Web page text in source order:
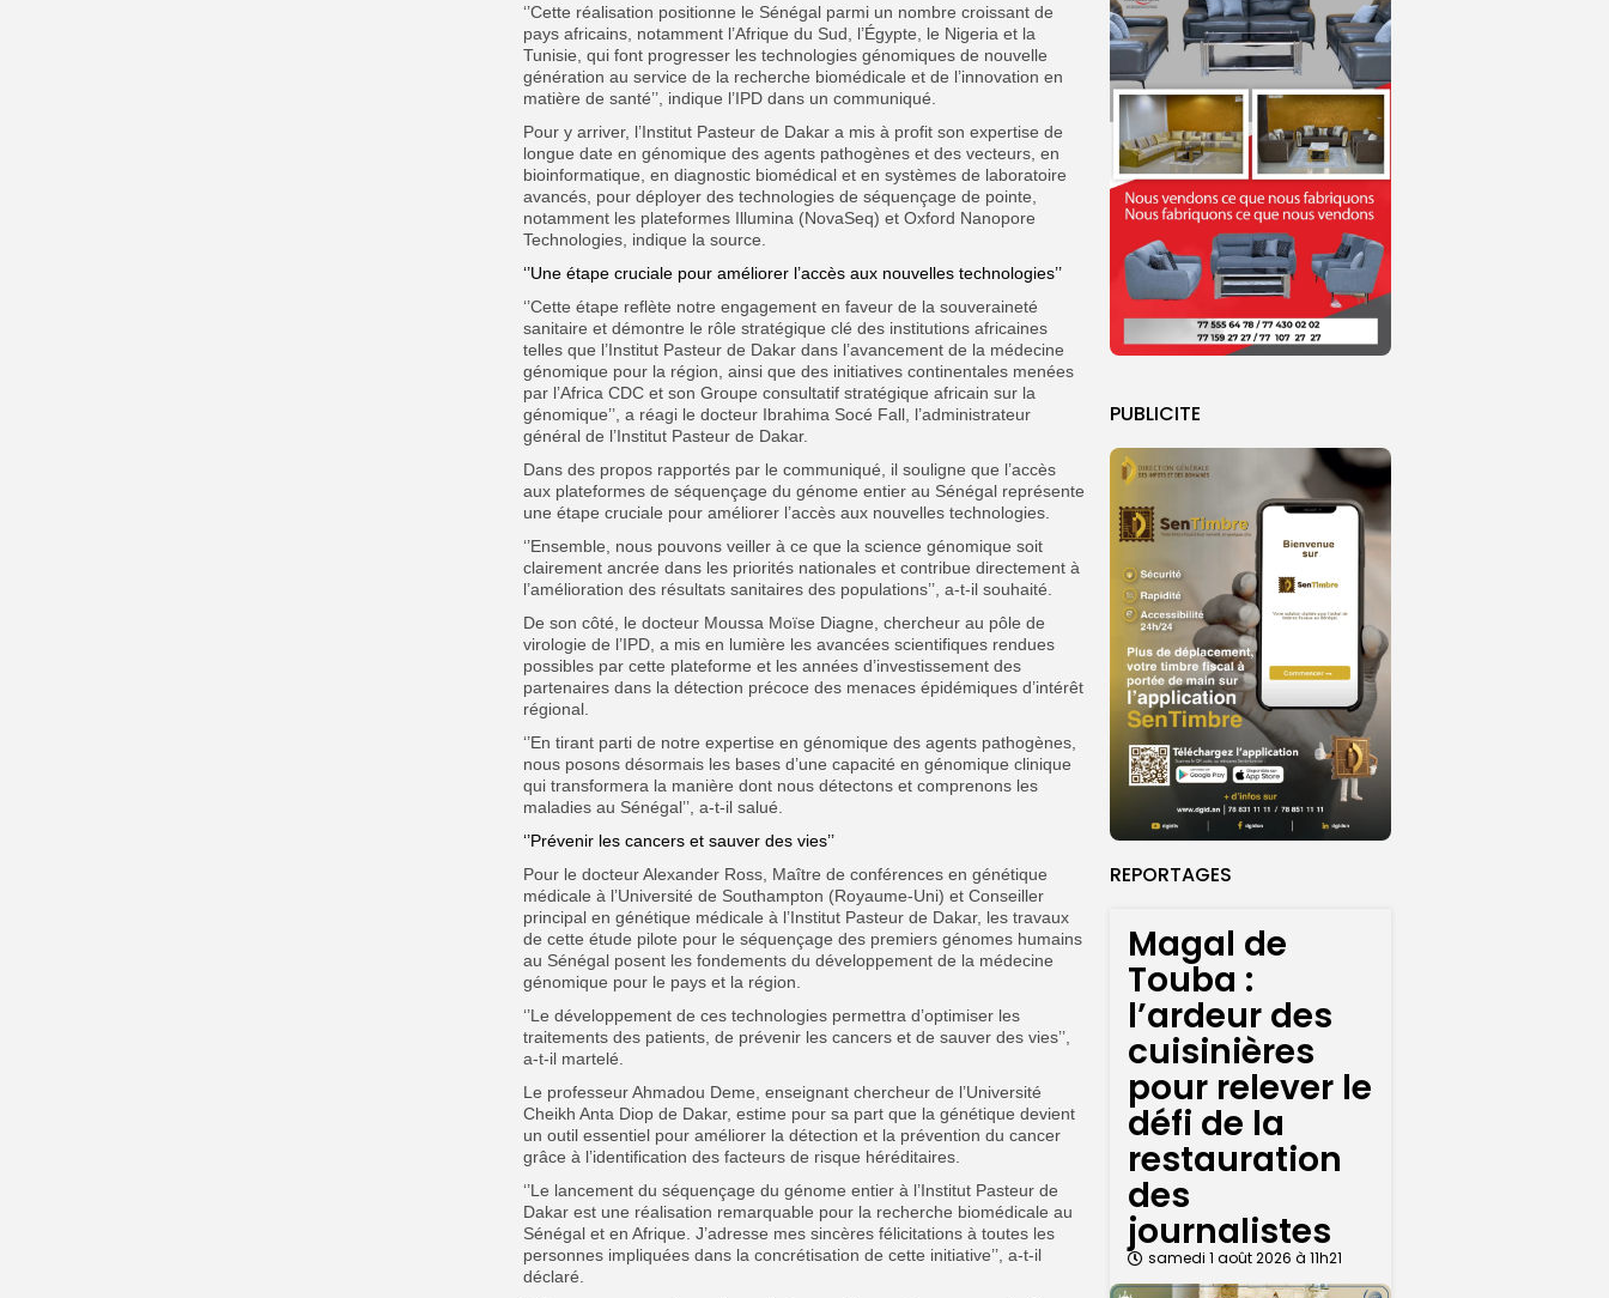
PUBLICITE
REPORTAGES
Magal de
Touba :
l’ardeur des
cuisinières
pour relever le
défi de la
restauration
des
journalistes
samedi 1 août 2026 à 11h21
‘’Cette réalisation positionne le Sénégal parmi un nombre croissant de
pays africains, notamment l’Afrique du Sud, l’Égypte, le Nigeria et la
Tunisie, qui font progresser les technologies génomiques de nouvelle
génération au service de la recherche biomédicale et de l’innovation en
matière de santé’’, indique l’IPD dans un communiqué.
Pour y arriver, l’Institut Pasteur de Dakar a mis à profit son expertise de
longue date en génomique des agents pathogènes et des vecteurs, en
bioinformatique, en diagnostic biomédical et en systèmes de laboratoire
avancés, pour déployer des technologies de séquençage de pointe,
notamment les plateformes Illumina (NovaSeq) et Oxford Nanopore
Technologies, indique la source.
‘’Une étape cruciale pour améliorer l’accès aux nouvelles technologies’’
‘’Cette étape reflète notre engagement en faveur de la souveraineté
sanitaire et démontre le rôle stratégique clé des institutions africaines
telles que l’Institut Pasteur de Dakar dans l’avancement de la médecine
génomique pour la région, ainsi que des initiatives continentales menées
par l’Africa CDC et son Groupe consultatif stratégique africain sur la
génomique’’, a réagi le docteur Ibrahima Socé Fall, l’administrateur
général de l’Institut Pasteur de Dakar.
Dans des propos rapportés par le communiqué, il souligne que l’accès
aux plateformes de séquençage du génome entier au Sénégal représente
une étape cruciale pour améliorer l’accès aux nouvelles technologies.
‘’Ensemble, nous pouvons veiller à ce que la science génomique soit
clairement ancrée dans les priorités nationales et contribue directement à
l’amélioration des résultats sanitaires des populations’’, a-t-il souhaité.
De son côté, le docteur Moussa Moïse Diagne, chercheur au pôle de
virologie de l’IPD, a mis en lumière les avancées scientifiques rendues
possibles par cette plateforme et les années d’investissement des
partenaires dans la détection précoce des menaces épidémiques d’intérêt
régional.
‘’En tirant parti de notre expertise en génomique des agents pathogènes,
nous posons désormais les bases d’une capacité en génomique clinique
qui transformera la manière dont nous détectons et comprenons les
maladies au Sénégal’’, a-t-il salué.
‘’Prévenir les cancers et sauver des vies’’
Pour le docteur Alexander Ross, Maître de conférences en génétique
médicale à l’Université de Southampton (Royaume-Uni) et Conseiller
principal en génétique médicale à l’Institut Pasteur de Dakar, les travaux
de cette étude pilote pour le séquençage des premiers génomes humains
au Sénégal posent les fondements du développement de la médecine
génomique pour le pays et la région.
‘’Le développement de ces technologies permettra d’optimiser les
traitements des patients, de prévenir les cancers et de sauver des vies’’,
a-t-il martelé.
Le professeur Ahmadou Deme, enseignant chercheur de l’Université
Cheikh Anta Diop de Dakar, estime pour sa part que la génétique devient
un outil essentiel pour améliorer la détection et la prévention du cancer
grâce à l’identification des facteurs de risque héréditaires.
‘’Le lancement du séquençage du génome entier à l’Institut Pasteur de
Dakar est une réalisation remarquable pour la recherche biomédicale au
Sénégal et en Afrique. J’adresse mes sincères félicitations à toutes les
personnes impliquées dans la concrétisation de cette initiative’’, a-t-il
déclaré.